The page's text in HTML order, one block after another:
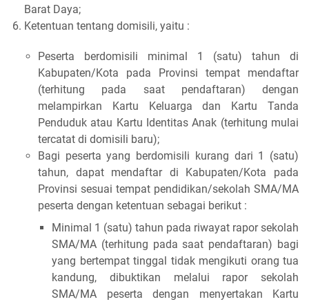
Barat Daya;
Ketentuan tentang domisili, yaitu :
Peserta berdomisili minimal 1 (satu) tahun di
Kabupaten/Kota pada Provinsi tempat mendaftar
(terhitung pada saat pendaftaran) dengan
melampirkan Kartu Keluarga dan Kartu Tanda
Penduduk atau Kartu Identitas Anak (terhitung mulai
tercatat di domisili baru);
Bagi peserta yang berdomisili kurang dari 1 (satu)
tahun, dapat mendaftar di Kabupaten/Kota pada
Provinsi sesuai tempat pendidikan/sekolah SMA/MA
peserta dengan ketentuan sebagai berikut :
Minimal 1 (satu) tahun pada riwayat rapor sekolah
SMA/MA (terhitung pada saat pendaftaran) bagi
yang bertempat tinggal tidak mengikuti orang tua
kandung, dibuktikan melalui rapor sekolah
SMA/MA peserta dengan menyertakan Kartu